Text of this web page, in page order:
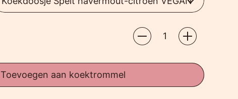
Toevoegen aan koektrommel